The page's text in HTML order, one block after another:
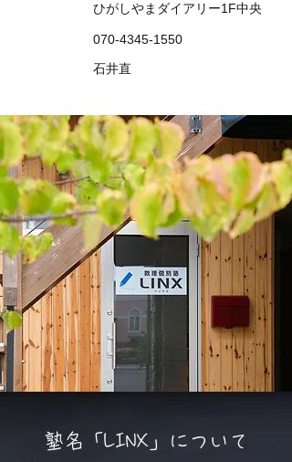
ひがしやまダイアリー1F中央
070-4345-1550
石井直
塾名「LINX」について